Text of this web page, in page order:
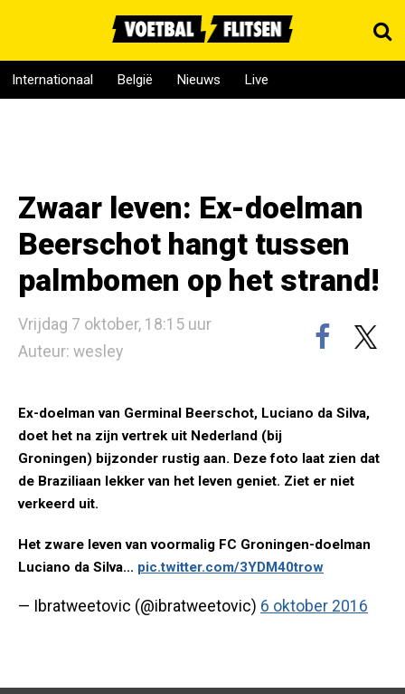
Internationaal België Nieuws Live
Zwaar leven: Ex-doelman
Beerschot hangt tussen
palmbomen op het strand!
Vrijdag 7 oktober, 18:15 uur
Auteur: wesley
Ex-doelman van Germinal Beerschot, Luciano da Silva,
doet het na zijn vertrek uit Nederland (bij
Groningen) bijzonder rustig aan. Deze foto laat zien dat
de Braziliaan lekker van het leven geniet. Ziet er niet
verkeerd uit.
Het zware leven van voormalig FC Groningen-doelman
Luciano da Silva... pic.twitter.com/3YDM40trow
— Ibratweetovic (@ibratweetovic) 6 oktober 2016